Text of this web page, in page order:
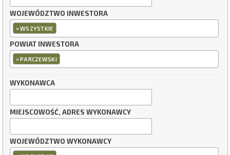
WOJEWÓDZTWO INWESTORA
×WSZYSTKIE
POWIAT INWESTORA
×PARCZEWSKI
WYKONAWCA
MIEJSCOWOŚĆ, ADRES WYKONAWCY
WOJEWÓDZTWO WYKONAWCY